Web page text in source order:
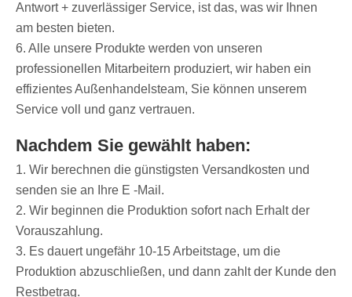
Antwort + zuverlässiger Service, ist das, was wir Ihnen
am besten bieten.
6. Alle unsere Produkte werden von unseren
professionellen Mitarbeitern produziert, wir haben ein
effizientes Außenhandelsteam, Sie können unserem
Service voll und ganz vertrauen.
Nachdem Sie gewählt haben:
1. Wir berechnen die günstigsten Versandkosten und
senden sie an Ihre E -Mail.
2. Wir beginnen die Produktion sofort nach Erhalt der
Vorauszahlung.
3. Es dauert ungefähr 10-15 Arbeitstage, um die
Produktion abzuschließen, und dann zahlt der Kunde den
Restbetrag.